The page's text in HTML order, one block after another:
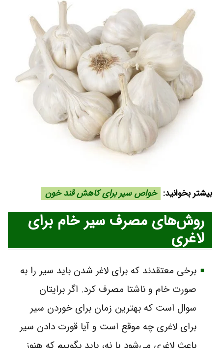
بیشتر بخوانید: خواص سیر برای کاهش قند خون
روش‌های مصرف سیر خام برای
لاغری
برخی معتقدند که برای لاغر شدن باید سیر را به
صورت خام و ناشتا مصرف کرد. اگر برایتان
سوال است که بهترین زمان برای خوردن سیر
برای لاغری چه موقع است و آیا قورت دادن سیر